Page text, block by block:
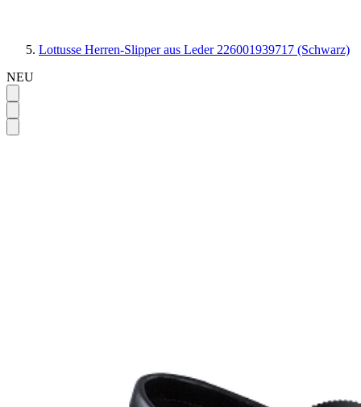
Lottusse Herren-Slipper aus Leder 226001939717 (Schwarz)
NEU